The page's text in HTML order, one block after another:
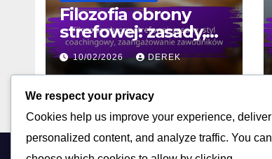
Filozofia obrony
strefowej: zasady,
styl coachingowy,
zaangażowanie
10/02/2026 DEREK
ASHWOOD
We respect your privacy
Cookies help us improve your experience, deliver
personalized content, and analyze traffic. You can